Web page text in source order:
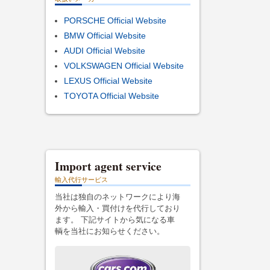
PORSCHE Official Website
BMW Official Website
AUDI Official Website
VOLKSWAGEN Official Website
LEXUS Official Website
TOYOTA Official Website
Import agent service
輸入代行サービス
当社は独自のネットワークにより海
外から輸入・買付けを代行しており
ます。 下記サイトから気になる車
輌を当社にお知らせください。